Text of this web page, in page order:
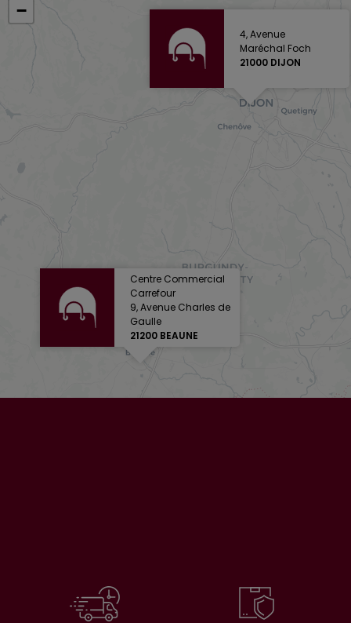
4, Avenue
Maréchal Foch
21000 DIJON
Centre Commercial
Carrefour
9, Avenue Charles de
Gaulle
21200 BEAUNE
−